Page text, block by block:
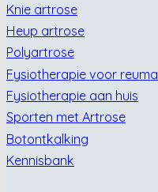
Knie artrose
Heup artrose
Polyartrose
Fysiotherapie voor reuma
Fysiotherapie aan huis
Sporten met Artrose
Botontkalking
Kennisbank